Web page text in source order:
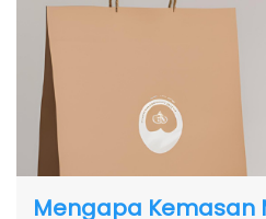
Mengapa Kemasan